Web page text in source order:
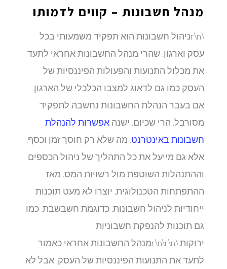
מנהל חשבונות – קווים לדמותו
\r\nניהול חשבונות הוא תפקיד משמעותי בכל
עסק וארגון, שהרי מנהל החשבונות אחראי לתעד
את מכלול התנועות והפעולות הפיננסיות של
העסק כמו גם לדאוג למצבו הכלכלי של הארגון.
אם בעבר הנהלת החשבונות נחשבה לתפקיד
מסורבל, הרי שכיום, ישנהאפשרות להנהלת
חשבונות באינטרנט, מה שלא רק חוסך זמן וכסף,
אלא גם מייעל את כל התהליך של ניהול הכספים
וההתנהלות השוטפת מול רשויות המס. מאז
ההתפתחות הטכנולוגית, יוצרו לא מעט תוכנות
ייחודיות לניהול חשבונות, כדוגמת חשבשבת, כמו
גם תוכנות להנפקת חשבוניות
ירוקות.\r\n\r\nמנהל החשבונות אחראי כאמור
לתעד את התנועות הפיננסיות של העסק, אבל לא